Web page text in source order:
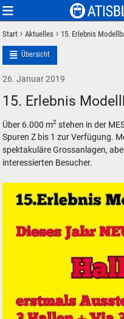
Start Aktuelles 15. Erlebnis
Übersicht
26. Januar 2019
15. Erlebnis
Über 6.000 m2 stehen in der
Spuren Z bis 1 zur Verfügung.
spektakuläre Grossanlagen,
interessierten Besucher.